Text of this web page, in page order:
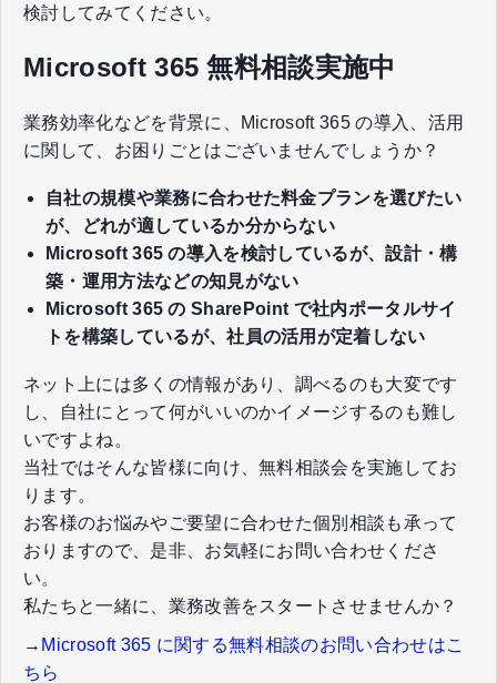
検討してみてください。
Microsoft 365 無料相談実施中
業務効率化などを背景に、Microsoft 365 の導入、活用
に関して、​お困りごとはございませんでしょうか？​
自社の規模や業務に合わせた料金プランを選びたい
が、どれが適しているか分からない
​​​​​​​Microsoft 365 の導入を検討しているが、設計・構
築・運用方法などの知見がない
Microsoft 365 の ​​​​​​​SharePoint で社内ポータルサイ
トを構築しているが、社員の活用が定着しない​
ネット上には多くの情報があり、調べるのも大変です
し、自社にとって何がいいのかイメージするのも難し
いですよね。​
当社ではそんな皆様に向け、無料相談会を実施してお
ります。​
お客様のお悩みやご要望に合わせた個別相談も承って
おりますので、​是非、お気軽にお問い合わせくださ
い。​
私たちと一緒に、業務改善をスタートさせませんか？
→ Microsoft 365 に関する無料相談のお問い合わせはこ
ちら